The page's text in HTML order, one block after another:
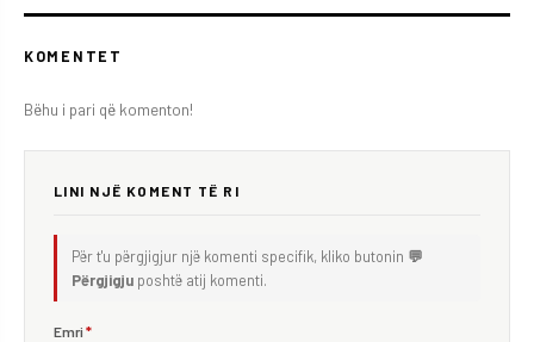
KOMENTET
Bëhu i pari që komenton!
LINI NJË KOMENT TË RI
Për t'u përgjigjur një komenti specifik, kliko butonin 💬
Përgjigju poshtë atij komenti.
Emri *